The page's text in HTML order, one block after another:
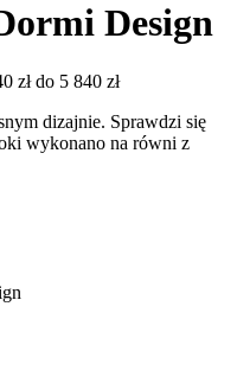
Design
zł do 5 840 zł
dizajnie. Sprawdzi się
wykonano na równi z